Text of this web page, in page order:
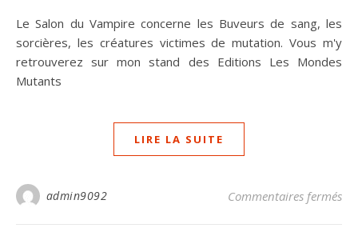
Le Salon du Vampire concerne les Buveurs de sang, les
sorcières, les créatures victimes de mutation. Vous m'y
retrouverez sur mon stand des Editions Les Mondes
Mutants
LIRE LA SUITE
admin9092 Commentaires fermés